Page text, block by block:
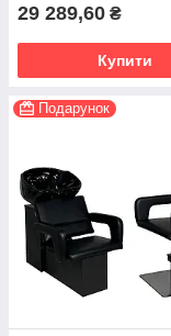
29 289,60 ₴
Купити
Подарунок